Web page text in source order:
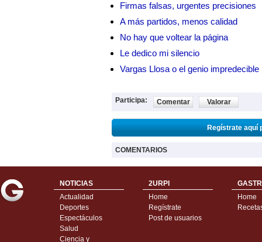
Firmas falsas, urgentes precisiones
A más partidos, menos calidad
No hay que voltear la página
Le dedico mi silencio
Vargas Llosa o el genio impredecible
Participa: Comentar Valorar
Regístrate aquí
COMENTARIOS
NOTICIAS
Actualidad
Deportes
Espectáculos
Salud
Ciencia y
2URPI
Home
Regístrate
Post de usuarios
Home